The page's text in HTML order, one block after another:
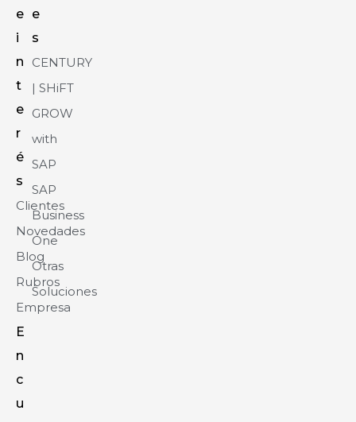
e
i
n
t
e
r
é
s
Clientes
Novedades
Blog
Rubros
Empresa
E
n
c
u
e
s
CENTURY
| SHiFT
GROW
with
SAP
SAP
Business
One
Otras
Soluciones